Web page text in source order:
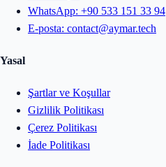
WhatsApp: +90 533 151 33 94
E-posta: contact@aymar.tech
Yasal
Şartlar ve Koşullar
Gizlilik Politikası
Çerez Politikası
İade Politikası